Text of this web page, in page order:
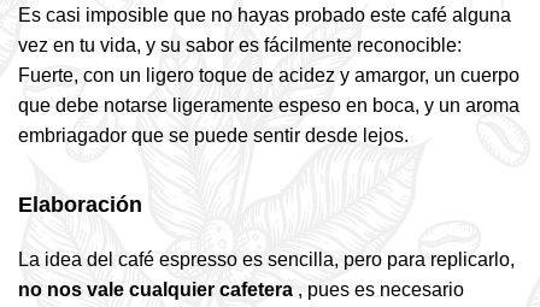
Es casi imposible que no hayas probado este café alguna
vez en tu vida, y su sabor es fácilmente reconocible:
Fuerte, con un ligero toque de acidez y amargor, un cuerpo
que debe notarse ligeramente espeso en boca, y un aroma
embriagador que se puede sentir desde lejos.
Elaboración
La idea del café espresso es sencilla, pero para replicarlo,
no nos vale cualquier cafetera , pues es necesario